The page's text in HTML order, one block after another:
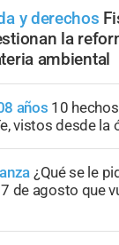
y derechos
la
ambiental
años 10
vistos desde la
¿Qué se le
de agosto que